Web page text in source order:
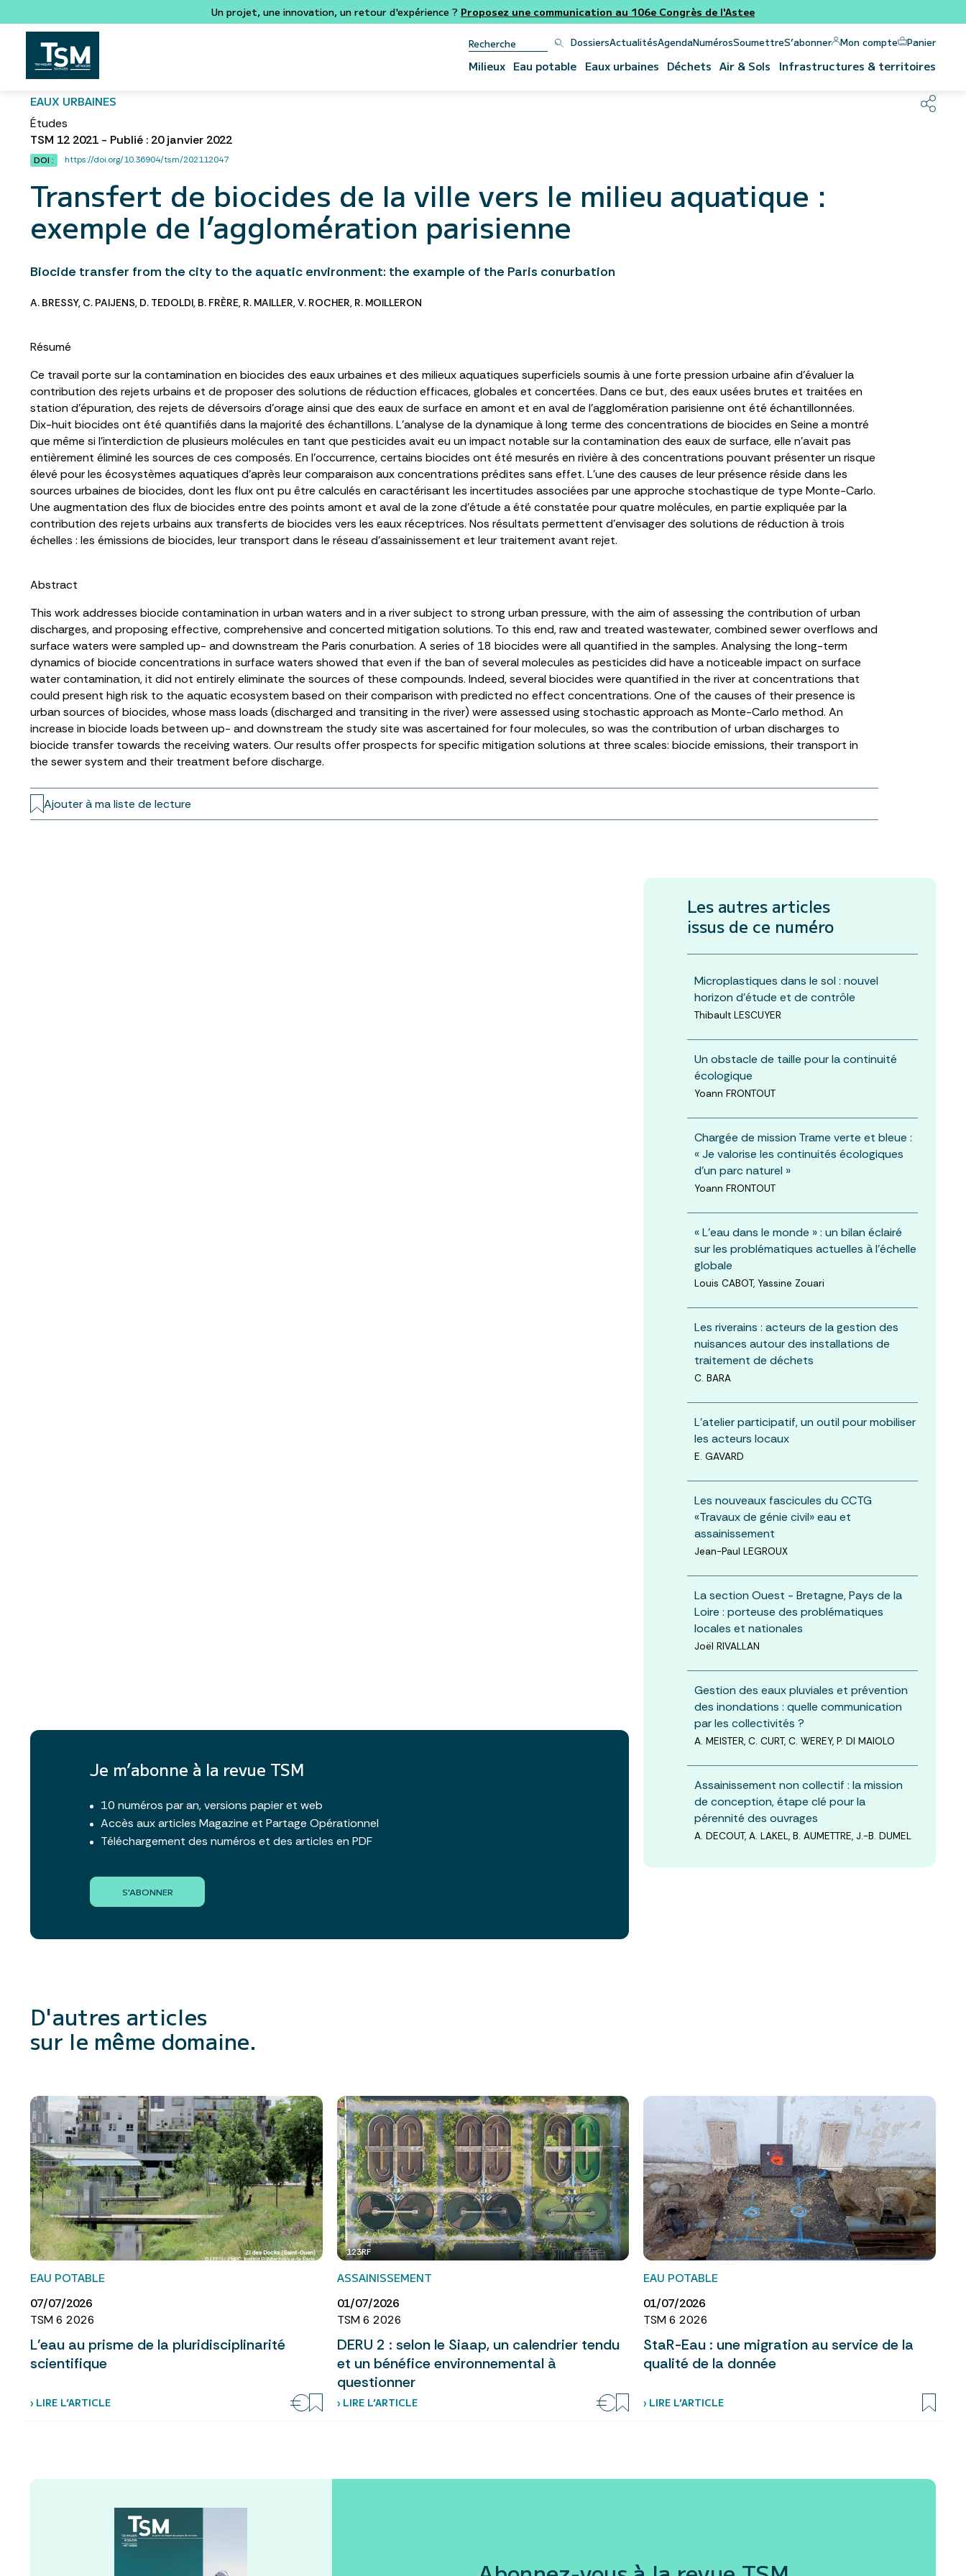
Un projet, une innovation, un retour d'expérience ? Proposez une communication au 106e Congrès de l'Astee
DossiersActualitésAgendaNumérosSoumettreS’abonner Mon compte Panier
Milieux Eau potable Eaux urbaines Déchets Air & Sols Infrastructures & territoires
EAUX URBAINES
Études
TSM 12 2021 - Publié : 20 janvier 2022
DOI : https://doi.org/10.36904/tsm/202112047
Transfert de biocides de la ville vers le milieu aquatique :
exemple de l’agglomération parisienne
Biocide transfer from the city to the aquatic environment: the example of the Paris conurbation
A. BRESSY, C. PAIJENS, D. TEDOLDI, B. FRÈRE, R. MAILLER,V. ROCHER, R. MOILLERON
Résumé
Ce travail porte sur la contamination en biocides des eaux urbaines et des milieux aquatiques superficiels soumis à une forte pression urbaine afin d’évaluer la
contribution des rejets urbains et de proposer des solutions de réduction efficaces, globales et concertées. Dans ce but, des eaux usées brutes et traitées en
station d’épuration, des rejets de déversoirs d’orage ainsi que des eaux de surface en amont et en aval de l’agglomération parisienne ont été échantillonnées.
Dix-huit biocides ont été quantifiés dans la majorité des échantillons. L’analyse de la dynamique à long terme des concentrations de biocides en Seine a montré
que même si l’interdiction de plusieurs molécules en tant que pesticides avait eu un impact notable sur la contamination des eaux de surface, elle n’avait pas
entièrement éliminé les sources de ces composés. En l’occurrence, certains biocides ont été mesurés en rivière à des concentrations pouvant présenter un risque
élevé pour les écosystèmes aquatiques d’après leur comparaison aux concentrations prédites sans effet. L’une des causes de leur présence réside dans les
sources urbaines de biocides, dont les flux ont pu être calculés en caractérisant les incertitudes associées par une approche stochastique de type Monte-Carlo.
Une augmentation des flux de biocides entre des points amont et aval de la zone d’étude a été constatée pour quatre molécules, en partie expliquée par la
contribution des rejets urbains aux transferts de biocides vers les eaux réceptrices. Nos résultats permettent d’envisager des solutions de réduction à trois
échelles : les émissions de biocides, leur transport dans le réseau d’assainissement et leur traitement avant rejet.
Abstract
This work addresses biocide contamination in urban waters and in a river subject to strong urban pressure, with the aim of assessing the contribution of urban
discharges, and proposing effective, comprehensive and concerted mitigation solutions. To this end, raw and treated wastewater, combined sewer overflows and
surface waters were sampled up- and downstream the Paris conurbation. A series of 18 biocides were all quantified in the samples. Analysing the long-term
dynamics of biocide concentrations in surface waters showed that even if the ban of several molecules as pesticides did have a noticeable impact on surface
water contamination, it did not entirely eliminate the sources of these compounds. Indeed, several biocides were quantified in the river at concentrations that
could present high risk to the aquatic ecosystem based on their comparison with predicted no effect concentrations. One of the causes of their presence is
urban sources of biocides, whose mass loads (discharged and transiting in the river) were assessed using stochastic approach as Monte-Carlo method. An
increase in biocide loads between up- and downstream the study site was ascertained for four molecules, so was the contribution of urban discharges to
biocide transfer towards the receiving waters. Our results offer prospects for specific mitigation solutions at three scales: biocide emissions, their transport in
the sewer system and their treatment before discharge.
Ajouter à ma liste de lecture
Je m’abonne à la revue TSM
10 numéros par an, versions papier et web
Accès aux articles Magazine et Partage Opérationnel
Téléchargement des numéros et des articles en PDF
S'ABONNER
Les autres articles
issus de ce numéro
Microplastiques dans le sol : nouvel
horizon d’étude et de contrôle
Thibault LESCUYER
Un obstacle de taille pour la continuité
écologique
Yoann FRONTOUT
Chargée de mission Trame verte et bleue :
« Je valorise les continuités écologiques
d’un parc naturel »
Yoann FRONTOUT
« L’eau dans le monde » : un bilan éclairé
sur les problématiques actuelles à l’échelle
globale
Louis CABOT, Yassine Zouari
Les riverains : acteurs de la gestion des
nuisances autour des installations de
traitement de déchets
C. BARA
L’atelier participatif, un outil pour mobiliser
les acteurs locaux
E. GAVARD
Les nouveaux fascicules du CCTG
«Travaux de génie civil» eau et
assainissement
Jean-Paul LEGROUX
La section Ouest - Bretagne, Pays de la
Loire : porteuse des problématiques
locales et nationales
Joël RIVALLAN
Gestion des eaux pluviales et prévention
des inondations : quelle communication
par les collectivités ?
A. MEISTER, C. CURT, C. WEREY, P. DI MAIOLO
Assainissement non collectif : la mission
de conception, étape clé pour la
pérennité des ouvrages
A. DECOUT, A. LAKEL, B. AUMETTRE, J.-B. DUMEL
D'autres articles
sur le même domaine.
EAU POTABLE
07/07/2026
TSM 6 2026
L’eau au prisme de la pluridisciplinarité
scientifique
› LIRE L’ARTICLE
123RF
ASSAINISSEMENT
01/07/2026
TSM 6 2026
DERU 2 : selon le Siaap, un calendrier tendu
et un bénéfice environnemental à
questionner
› LIRE L’ARTICLE
EAU POTABLE
01/07/2026
TSM 6 2026
StaR-Eau : une migration au service de la
qualité de la donnée
› LIRE L’ARTICLE